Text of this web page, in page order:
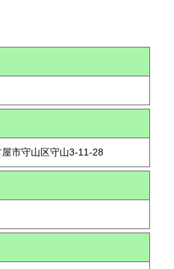
市守山区守山3-11-28